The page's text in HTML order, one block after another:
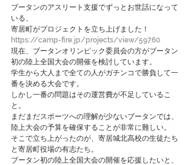
ブータンのアスリート支援でずっとお世話になって
いる、
寄居町がプロジェクトを立ち上げました！
https://camp-fire.jp/projects/view/59760
現在、ブータンオリンピック委員会の方がブータン
初の陸上全国大会の開催を検討しています。
学生から大人まで全ての人がガチンコで勝負して一
番を決める大会です。
しかし一番の問題はその運営費が不足しているこ
と。
まだまだスポーツへの理解が少ないブータンでは、
陸上大会の予算を確保することが非常に難しい。
そこで立ち上がったのが、寄居城北高校の生徒たち
と寄居町役場の有志たち。
ブータン初の陸上全国大会の開催を応援したいと、